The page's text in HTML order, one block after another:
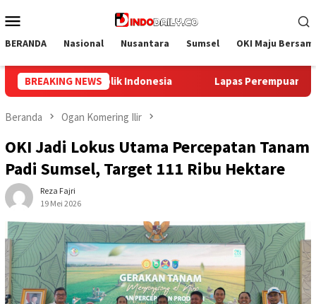
ke
Mobile
BERANDA Nasional Nusantara Sumsel OKI Maju
BREAKING NEWS
Perempuan Palembang Gelar Aksi Bersih Kemerdekaan,
Beranda Ogan Komering Ilir
OKI Jadi Lokus Utama Percepatan Tanam
Padi Sumsel, Target 111 Ribu Hektare
Reza Fajri
19 Mei 2026